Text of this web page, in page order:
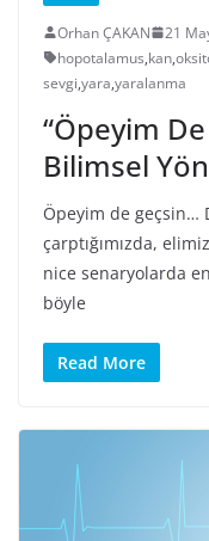
Orhan ÇAKAN 21
hopotalamus,kan,
sevgi,yara,yaralanma
“Öpeyim
Bilimsel
Öpeyim de geçsin…
çarptığımızda,
nice senaryolarda
böyle
Read More